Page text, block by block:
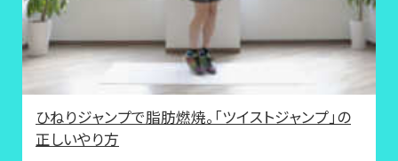
ひねりジャンプで脂肪燃焼。「ツイストジャンプ」の
正しいやり方